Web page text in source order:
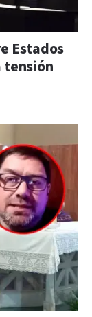
Estados
tensión